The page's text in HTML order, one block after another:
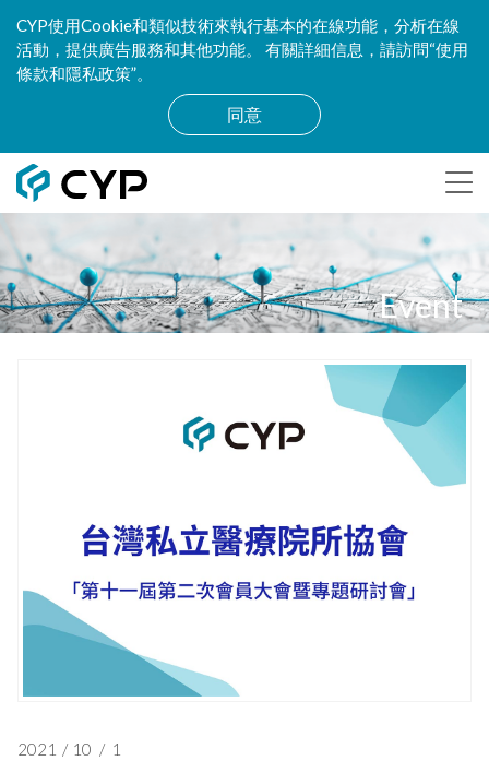
CYP使用Cookie和類似技術來執行基本的在線功能，分析在線
活動，提供廣告服務和其他功能。 有關詳細信息，請訪問“使用
條款和隱私政策”。
同意
Event
2021 / 10 / 1